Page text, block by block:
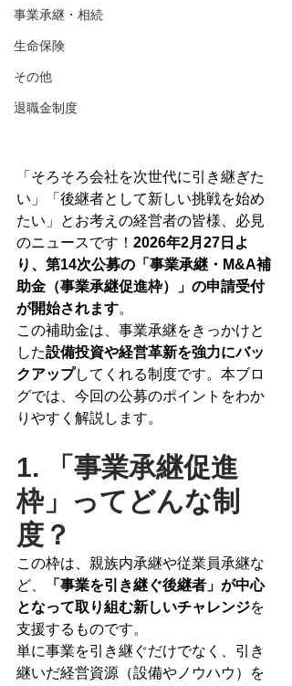
事業承継・相続
生命保険
その他
退職金制度
「そろそろ会社を次世代に引き継ぎた
い」「後継者として新しい挑戦を始め
たい」とお考えの経営者の皆様、必見
のニュースです！ 2026年2月27日よ
り、第14次公募の「事業承継・M&A補
助金（事業承継促進枠）」の申請受付
が開始されます。
この補助金は、事業承継をきっかけと
した設備投資や経営革新を強力にバッ
クアップしてくれる制度です。本ブロ
グでは、今回の公募のポイントをわか
りやすく解説します。
1. 「事業承継促進
枠」ってどんな制
度？
この枠は、親族内承継や従業員承継な
ど、
「事業を引き継ぐ後継者」が中心
となって取り組む新しいチャレンジを
支援するものです。
単に事業を引き継ぐだけでなく、引き
継いだ経営資源（設備やノウハウ）を